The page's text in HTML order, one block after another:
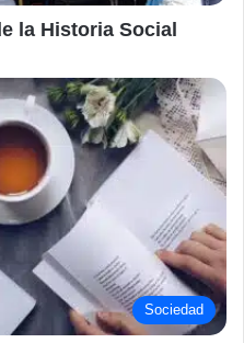
la Historia Social
Sociedad